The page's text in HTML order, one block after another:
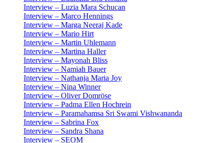
Interview – Luzia Mara Schucan
Interview – Marco Hennings
Interview – Marga Neeraj Kade
Interview – Mario Hirt
Interview – Martin Uhlemann
Interview – Martina Haller
Interview – Mayonah Bliss
Interview – Namiah Bauer
Interview – Nathanja Maria Joy
Interview – Nina Winner
Interview – Oliver Domröse
Interview – Padma Ellen Hochrein
Interview – Paramahamsa Sri Swami Vishwananda
Interview – Sabrina Fox
Interview – Sandra Shana
Interview – SEOM